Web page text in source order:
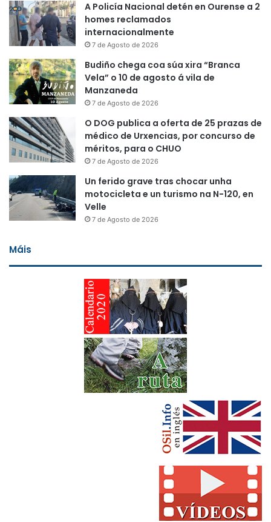
A Policía Nacional detén en Ourense a 2
homes reclamados
internacionalmente
7 de Agosto de 2026
Budiño chega coa súa xira “Branca
Vela” o 10 de agosto á vila de
Manzaneda
7 de Agosto de 2026
O DOG publica a oferta de 25 prazas de
médico de Urxencias, por concurso de
méritos, para o CHUO
7 de Agosto de 2026
Un ferido grave tras chocar unha
motocicleta e un turismo na N-120, en
Velle
7 de Agosto de 2026
Máis